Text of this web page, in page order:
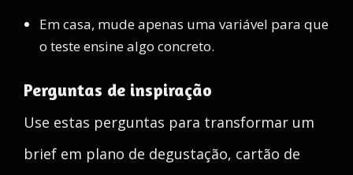
Em casa, mude apenas uma variável para que
o teste ensine algo concreto.
Perguntas de inspiração
Use estas perguntas para transformar um
brief em plano de degustação, cartão de